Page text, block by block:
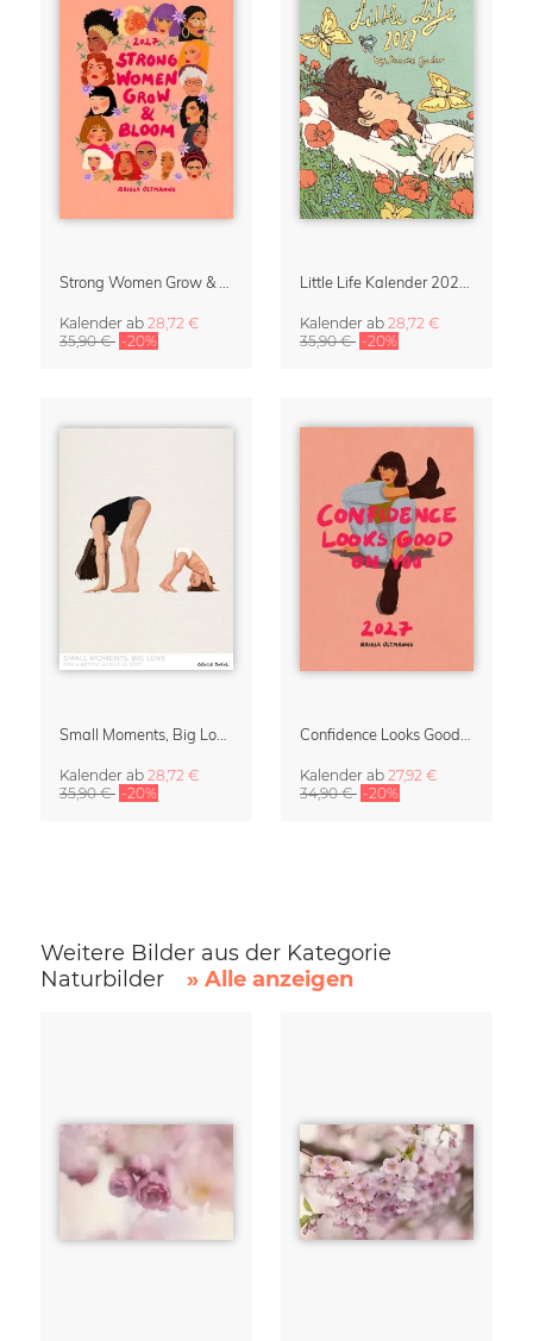
Kalender ab 28,72 €
35,90 € -20%
Kalender ab 28,72 €
35,90 € -20%
Kalender ab 28,72 €
35,90 € -20%
Kalender ab 27,92 €
34,90 € -20%
Weitere Bilder aus der Kategorie
Naturbilder
» Alle anzeigen